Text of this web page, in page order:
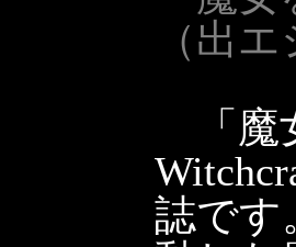
（出
「魔
誌です